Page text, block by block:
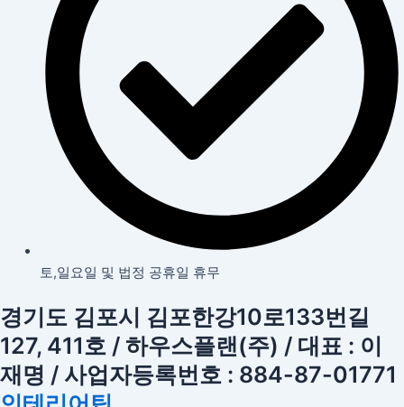
토,일요일 및 법정 공휴일 휴무
경기도 김포시 김포한강10로133번길
127, 411호 / 하우스플랜(주) / 대표 : 이
재명 / 사업자등록번호 : 884-87-01771